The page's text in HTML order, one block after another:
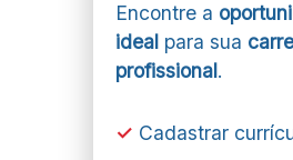
Encontre a
ideal para sua
profissional.
✓ Cadastrar